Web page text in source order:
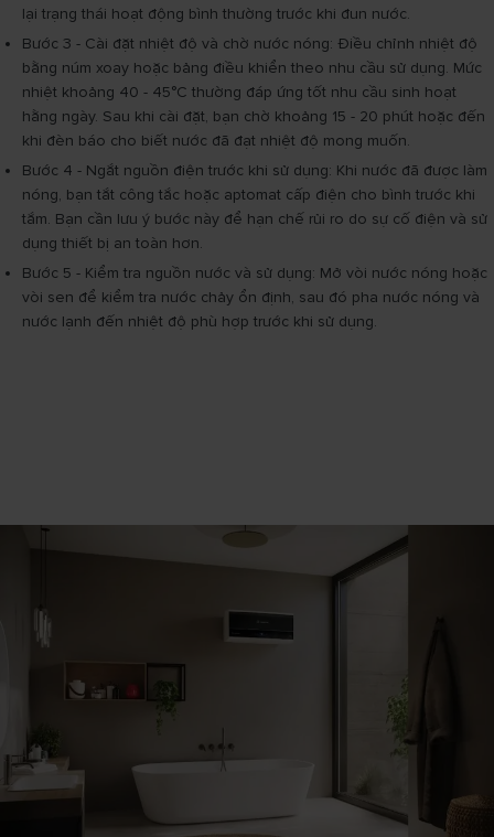
lại trạng thái hoạt động bình thường trước khi đun nước.
Bước 3 - Cài đặt nhiệt độ và chờ nước nóng: Điều chỉnh nhiệt độ
bằng núm xoay hoặc bảng điều khiển theo nhu cầu sử dụng. Mức
nhiệt khoảng 40 - 45°C thường đáp ứng tốt nhu cầu sinh hoạt
hằng ngày. Sau khi cài đặt, bạn chờ khoảng 15 - 20 phút hoặc đến
khi đèn báo cho biết nước đã đạt nhiệt độ mong muốn.
Bước 4 - Ngắt nguồn điện trước khi sử dụng: Khi nước đã được làm
nóng, bạn tắt công tắc hoặc aptomat cấp điện cho bình trước khi
tắm. Bạn cần lưu ý bước này để hạn chế rủi ro do sự cố điện và sử
dụng thiết bị an toàn hơn.
Bước 5 - Kiểm tra nguồn nước và sử dụng: Mở vòi nước nóng hoặc
vòi sen để kiểm tra nước chảy ổn định, sau đó pha nước nóng và
nước lạnh đến nhiệt độ phù hợp trước khi sử dụng.